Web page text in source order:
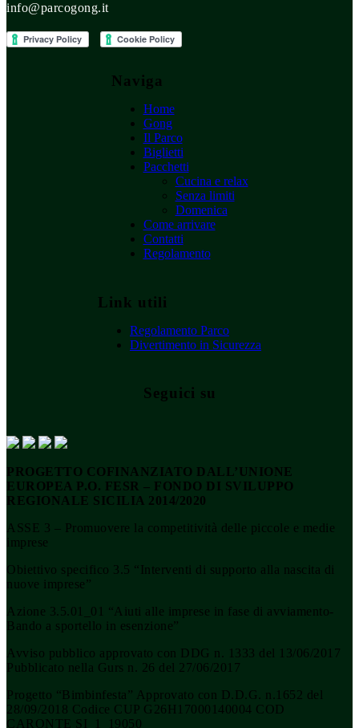
info@parcogong.it
Naviga
Home
Gong
Il Parco
Biglietti
Pacchetti
Cucina e relax
Senza limiti
Domenica
Come arrivare
Contatti
Regolamento
Link utili
Regolamento Parco
Divertimento in Sicurezza
Seguici su
PROGETTO COFINANZIATO DALL’UNIONE
EUROPEA P.O. FESR – FONDO DI SVILUPPO
REGIONALE SICILIA 2014/2020
ASSE 3 – Promuovere la competitività delle piccole e medie
imprese
Obiettivo specifico 3.5 “Interventi di supporto alla nascita di
nuove imprese”
Azione 3.5.01_01 “Aiuti alle imprese in fase di avviamento-
Bando a sportello in esenzione”
Avviso pubblico approvato con DDG n. 1333 del 13/06/2017
Pubblicato nella Gurs n. 26 del 27/06/2017
Progetto “Bimbinfesta” Approvato con D.D.G. n.1652 del
28/09/2018 Codice CUP G26H17000140004 COD
CARONTE SI_1_19050